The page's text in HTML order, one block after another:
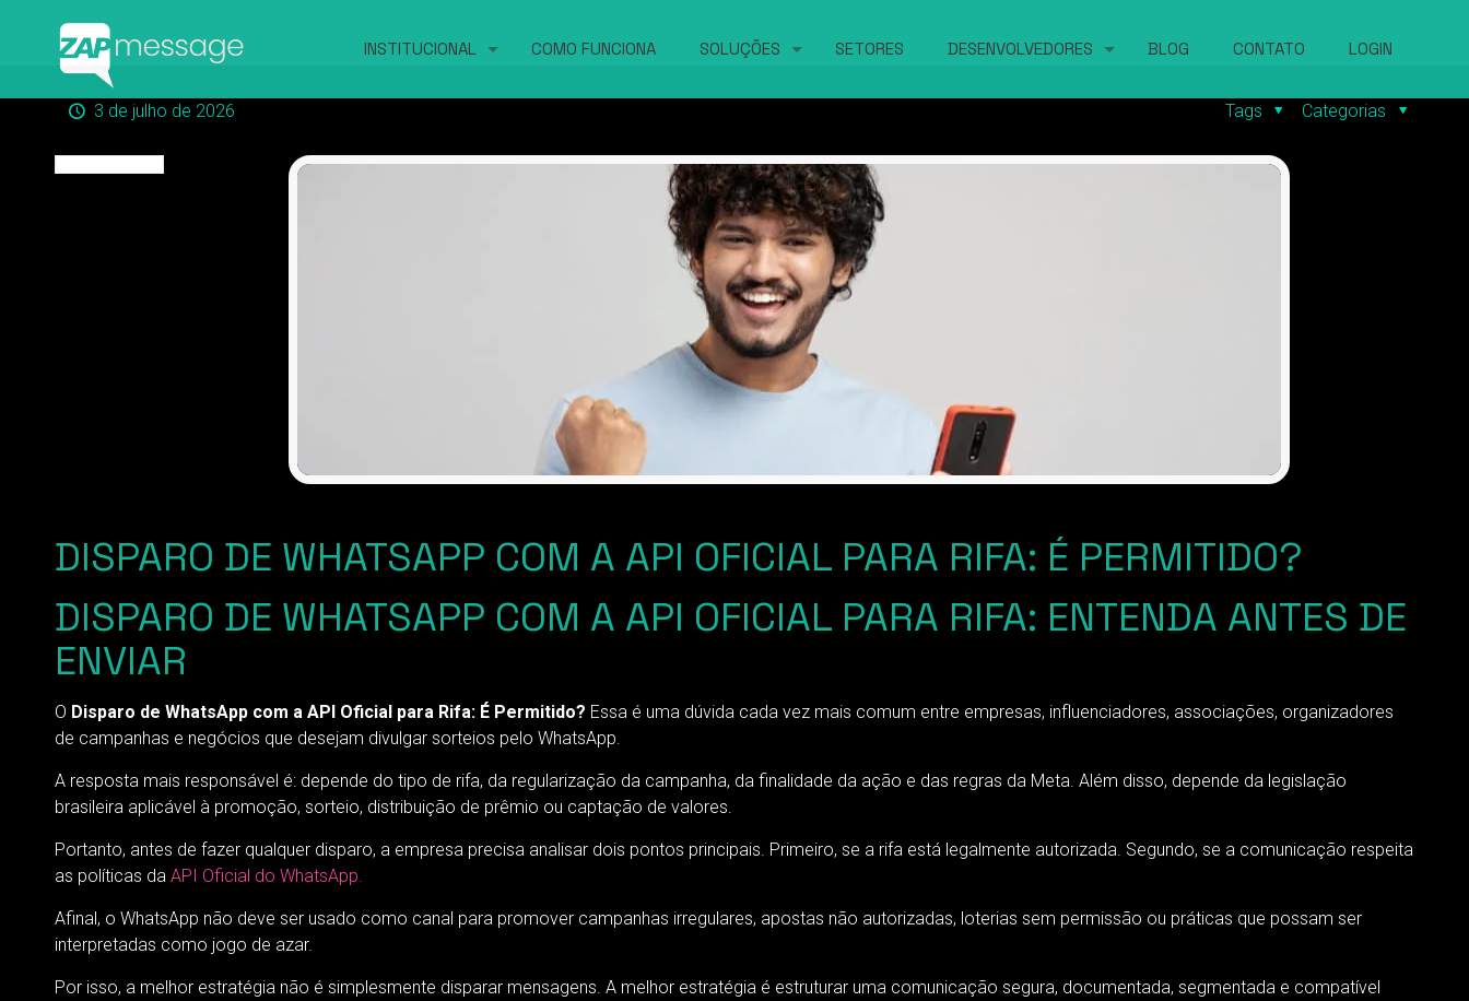
INSTITUCIONAL COMO FUNCIONA SOLUÇÕES SETORES DESENVOLVEDORES BLOG CONTATO LOGIN
3 de julho de 2026 Categorias
Tags
DISPARO DE WHATSAPP COM A API OFICIAL PARA RIFA: É PERMITIDO?
DISPARO DE WHATSAPP COM A API OFICIAL PARA RIFA: ENTENDA ANTES DE
ENVIAR
O Disparo de WhatsApp com a API Oficial para Rifa: É Permitido? Essa é uma dúvida cada vez mais comum entre empresas, influenciadores, associações, organizadores
de campanhas e negócios que desejam divulgar sorteios pelo WhatsApp.
A resposta mais responsável é: depende do tipo de rifa, da regularização da campanha, da finalidade da ação e das regras da Meta. Além disso, depende da legislação
brasileira aplicável à promoção, sorteio, distribuição de prêmio ou captação de valores.
Portanto, antes de fazer qualquer disparo, a empresa precisa analisar dois pontos principais. Primeiro, se a rifa está legalmente autorizada. Segundo, se a comunicação respeita
as políticas da API Oficial do WhatsApp.
Afinal, o WhatsApp não deve ser usado como canal para promover campanhas irregulares, apostas não autorizadas, loterias sem permissão ou práticas que possam ser
interpretadas como jogo de azar.
Por isso, a melhor estratégia não é simplesmente disparar mensagens. A melhor estratégia é estruturar uma comunicação segura, documentada, segmentada e compatível